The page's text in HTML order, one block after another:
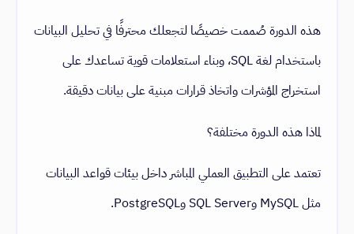
هذه الدورة صُممت خصيصًا لتجعلك محترفًا في تحليل البيانات
باستخدام لغة SQL، وبناء استعلامات قوية تساعدك على
استخراج المؤشرات واتخاذ قرارات مبنية على بيانات دقيقة.
لماذا هذه الدورة مختلفة؟
تعتمد على التطبيق العملي المباشر داخل بيئات قواعد البيانات
مثل MySQL وSQL Server وPostgreSQL.